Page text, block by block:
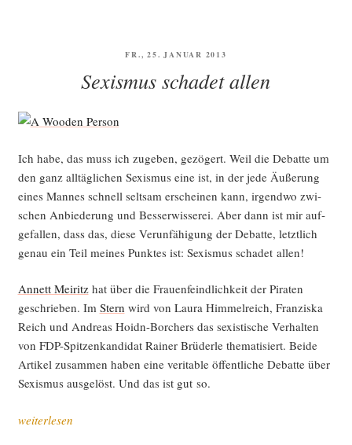
VERÖFFENTLICHT
FR., 25. JANUAR 2013
Sexismus schadet allen
Ich habe, das muss ich zuge­ben, gezö­gert. Weil die Debat­te um
den ganz all­täg­li­chen Sexis­mus eine ist, in der jede Äuße­rung
eines Man­nes schnell selt­sam erschei­nen kann, irgend­wo zwi­
schen Anbie­de­rung und Bes­ser­wis­se­rei. Aber dann ist mir auf­
ge­fal­len, dass das, die­se Ver­un­fä­hi­gung der Debat­te, letzt­lich
genau ein Teil mei­nes Punk­tes ist: Sexis­mus scha­det allen!
Annett Mei­ritzhat über die Frau­en­feind­lich­keit der Pira­ten
geschrie­ben. Im Stern wird von Lau­ra Him­mel­reich, Fran­zis­ka
Reich und Andre­as Hoidn-Bor­chers das sexis­ti­sche Ver­hal­ten
von FDP-Spit­zen­kan­di­dat Rai­ner Brü­der­le the­ma­ti­siert. Bei­de
Arti­kel zusam­men haben eine veri­ta­ble öffent­li­che Debat­te über
Sexis­mus aus­ge­löst. Und das ist gut so.
„Sexis­
weiterlesen